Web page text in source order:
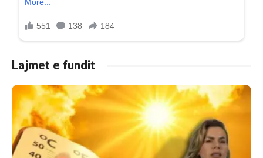
Lajmet e fundit